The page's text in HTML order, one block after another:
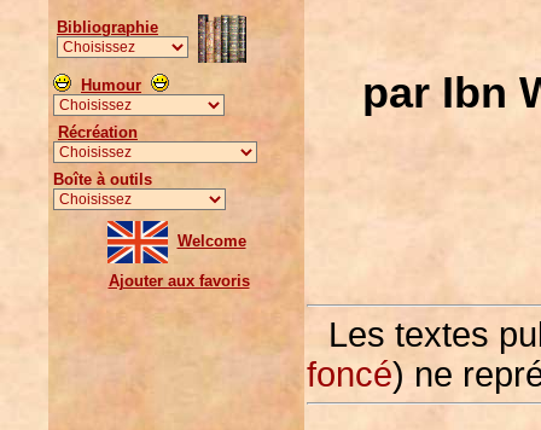
Bibliographie
Humour
Récréation
Boîte à outils
Welcome
Ajouter aux favoris
par Ibn
Les textes
foncé) ne